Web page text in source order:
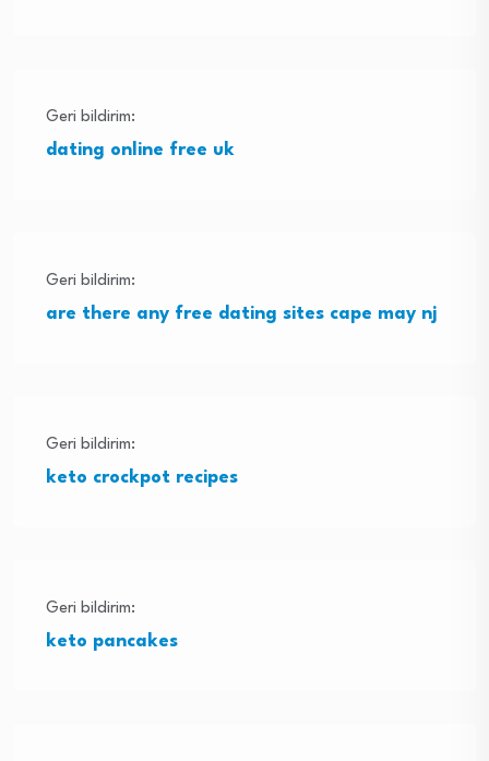
Geri bildirim:
dating online free uk
Geri bildirim:
are there any free dating sites cape may nj
Geri bildirim:
keto crockpot recipes
Geri bildirim:
keto pancakes